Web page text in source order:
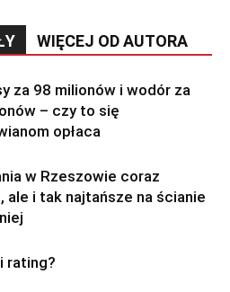
WIĘCEJ OD AUTORA
za 98 milionów i wodór za
– czy to się
opłaca
w Rzeszowie coraz
ale i tak najtańsze na ścianie
rating?